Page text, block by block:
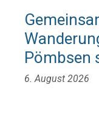
Pömbsen
6. August 2026